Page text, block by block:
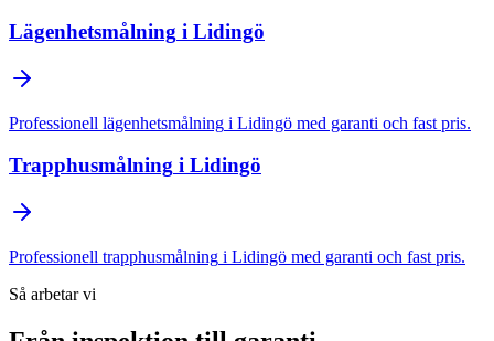
Lägenhetsmålning i Lidingö
Professionell lägenhetsmålning i Lidingö med garanti och fast pris.
Trapphusmålning i Lidingö
Professionell trapphusmålning i Lidingö med garanti och fast pris.
Så arbetar vi